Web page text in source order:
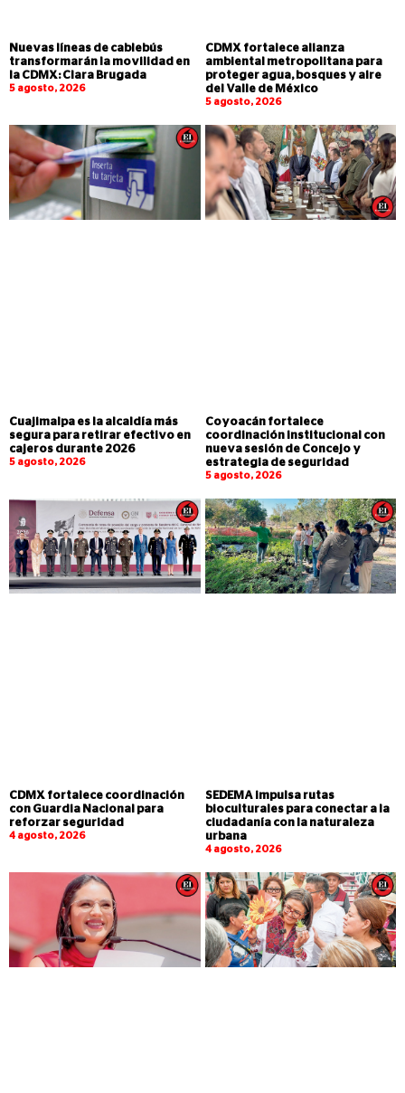
Nuevas líneas de cablebús
transformarán la movilidad en
la CDMX: Clara Brugada
5 agosto, 2026
CDMX fortalece alianza
ambiental metropolitana para
proteger agua, bosques y aire
del Valle de México
5 agosto, 2026
Cuajimalpa es la alcaldía más
segura para retirar efectivo en
cajeros durante 2026
5 agosto, 2026
Coyoacán fortalece
coordinación institucional con
nueva sesión de Concejo y
estrategia de seguridad
5 agosto, 2026
CDMX fortalece coordinación
con Guardia Nacional para
reforzar seguridad
4 agosto, 2026
SEDEMA impulsa rutas
bioculturales para conectar a la
ciudadanía con la naturaleza
urbana
4 agosto, 2026